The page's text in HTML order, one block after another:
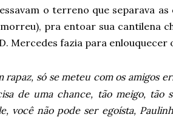
o terreno que separava
pra entoar sua cantilena
Mercedes fazia para enlouquecer
só se meteu com os amigos
de uma chance, tão meigo, tão
você não pode ser egoísta,